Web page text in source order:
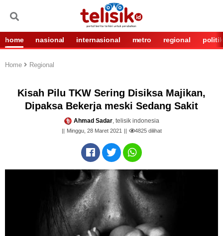
home nasional internasional metro regional politik
Home Regional
Kisah Pilu TKW Sering Disiksa Majikan,
Dipaksa Bekerja meski Sedang Sakit
Ahmad Sadar, telisik indonesia
Minggu, 28 Maret 2021 4825dilihat